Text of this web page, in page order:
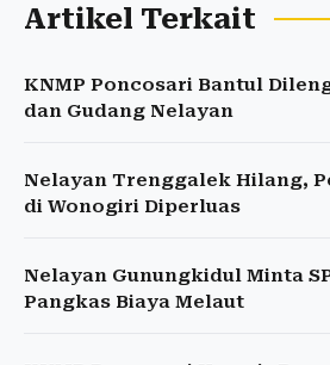
Artikel Terkait
KNMP Poncosari Bantul
dan Gudang Nelayan
Nelayan Trenggalek Hilang,
di Wonogiri Diperluas
Nelayan Gunungkidul Minta
Pangkas Biaya Melaut